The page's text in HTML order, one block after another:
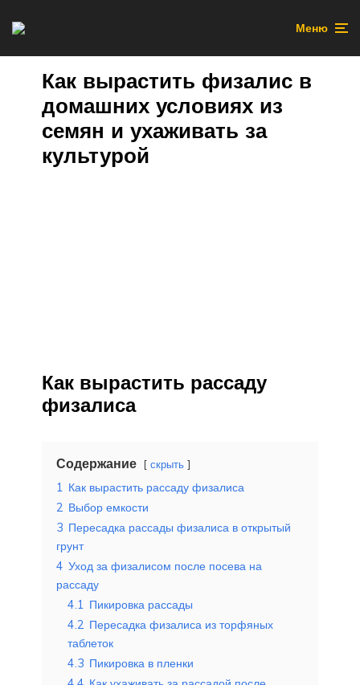
Меню
Как вырастить физалис в
домашних условиях из
семян и ухаживать за
культурой
Как вырастить рассаду
физалиса
Содержание скрыть
1 Как вырастить рассаду физалиса
2 Выбор емкости
3 Пересадка рассады физалиса в открытый
грунт
4 Уход за физалисом после посева на
рассаду
4.1 Пикировка рассады
4.2 Пересадка физалиса из торфяных
таблеток
4.3 Пикировка в пленки